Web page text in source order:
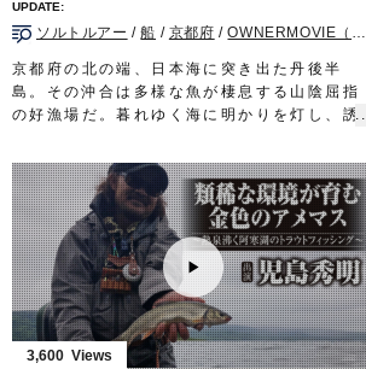
様
ルアーパラダイス九州TV TVQ九州放送 毎
週土曜日 朝5時30分～6時放送
OWNERMOVIEhttp://ownertv.jp/
オーナーばりwebsite
http://www.owner.co.jp
http://lurepara.tsuribito.co.jp/
ソルトルアー /船 / 京都府 /OWNERMOVIE（夢釣行）
京都府の北の端、日本海に突き出た丹後半
島。その沖合は多様な魚が棲息する山陰屈指
の好漁場だ。暮れゆく海に明かりを灯し、誘
カと呼ばれるケンサキイカ。釣り味、食味際
立つ高級イカに挑むのは若狭湾に面した宮津
市の釣具店店長、中嶋和輝さん。
スピニングタックルを駆使しオモリグ仕掛け
で誘う。京丹後の夜を彩るシロイカの煌め
き。こだわりのメソッドで山陰の豊穣を味わ
い尽くす。
■タックル
ロッド：オモリグ用ロッド 7ft
3,600